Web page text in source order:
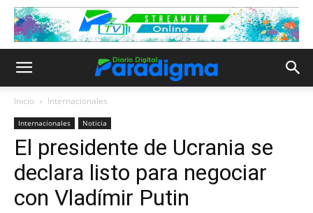
Inicio Internacionales
Internacionales Noticia
El presidente de Ucrania se
declara listo para negociar
con Vladímir Putin